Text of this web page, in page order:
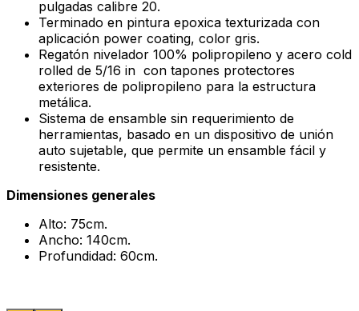
pulgadas calibre 20.
Terminado en pintura epoxica texturizada con
aplicación power coating, color gris.
Regatón nivelador 100% polipropileno y acero cold
rolled de 5/16 in con tapones protectores
exteriores de polipropileno para la estructura
metálica.
Sistema de ensamble sin requerimiento de
herramientas, basado en un dispositivo de unión
auto sujetable, que permite un ensamble fácil y
resistente.
Dimensiones generales
Alto: 75cm.
Ancho: 140cm.
Profundidad: 60cm.